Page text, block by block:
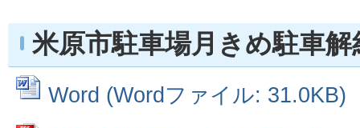
米原市駐車場月きめ駐車解
Word (Wordファイル: 31.0KB)